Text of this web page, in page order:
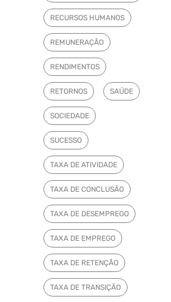
RECURSOS HUMANOS
REMUNERAÇÃO
RENDIMENTOS
RETORNOS SAÚDE
SOCIEDADE
SUCESSO
TAXA DE ATIVIDADE
TAXA DE CONCLUSÃO
TAXA DE DESEMPREGO
TAXA DE EMPREGO
TAXA DE RETENÇÃO
TAXA DE TRANSIÇÃO